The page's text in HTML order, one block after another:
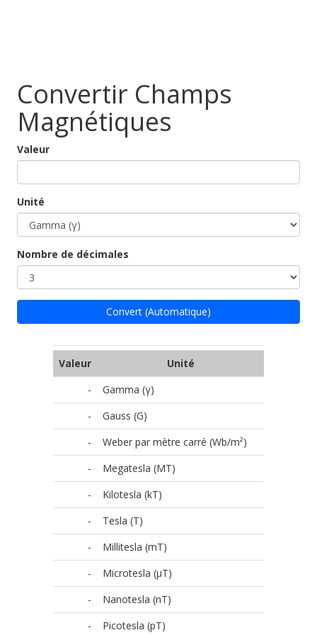
Convertir Champs
Magnétiques
Valeur
Unité
Nombre de décimales
Convert (Automatique)
Valeur
Unité
-
Gamma (γ)
-
Gauss (G)
-
Weber par mètre carré (Wb/m²)
-
Megatesla (MT)
-
Kilotesla (kT)
-
Tesla (T)
-
Millitesla (mT)
-
Microtesla (µT)
-
Nanotesla (nT)
-
Picotesla (pT)